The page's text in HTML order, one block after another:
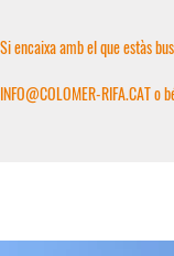
Si encaixa amb el que estàs
INFO@COLOMER-RIFA.CATo